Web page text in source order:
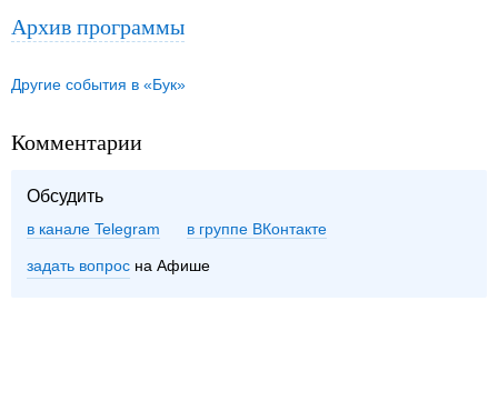
Архив программы
Другие события в «Бук»
Комментарии
Обсудить
в канале Telegram группе ВКонтакте
задать вопрос на Афише